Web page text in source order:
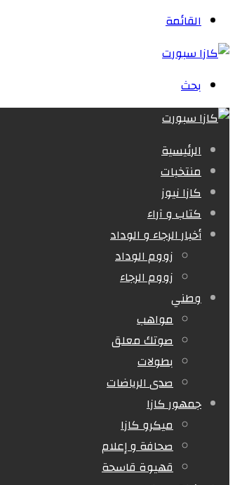
القائمة
بحث
الرئيسية
منتخبات
كازا نيوز
كتاب و آراء
أخبار الرجاء و الوداد
زووم الوداد
زووم الرجاء
وطني
مواهب
صوتك معلق
بطولات
صدى الرياضات
جمهور كازا
ميكرو كازا
صحافة و إعلام
قهيوة قاسحة